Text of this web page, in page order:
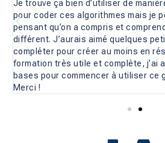
Je trouve ça bien d’utiliser de
pour coder ces algorithmes mais je
pensant qu’on a compris et
différent. J’aurais aimé quelques
compléter pour créer au moins en
formation très utile et complète, j’ai
bases pour commencer à utiliser ce
Merci !